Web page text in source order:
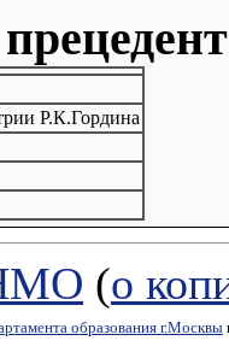
Р.К.Гордина
(о
образования г.Москвы